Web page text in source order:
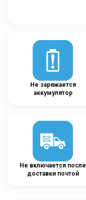
Не заряжается
аккумулятор
Не включается после
доставки почтой